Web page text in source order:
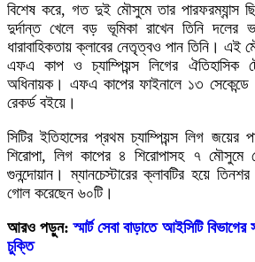
বিশেষ করে, গত দুই মৌসুমে তার পারফরম্যান্স
দুর্দান্ত খেলে বড় ভূমিকা রাখেন তিনি
ধারাবাহিকতায় ক্লাবের নেতৃত্বও পান তিনি। এই
এফএ কাপ ও চ্যাম্পিয়ন্স লিগের ঐতিহাসিক
অধিনায়ক। এফএ কাপের ফাইনালে ১৩
রেকর্ড বইয়ে।
সিটির ইতিহাসের প্রথম চ্যাম্পিয়ন্স লিগ জয়ের
শিরোপা, লিগ কাপের ৪ শিরোপাসহ ৭ মৌসুমে
গুনন্দোয়ান। ম্যানচেস্টারের ক্লাবটির হয়ে
গোল করেছেন ৬০টি।
আরও পড়ুন:স্মার্ট সেবা বাড়াতে আইসিটি
চুক্তি